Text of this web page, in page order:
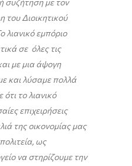
συζήτηση με τον
του Διοικητικού
λιανικό εμπόριο
σε όλες τις
με μια άψογη
και λύσαμε πολλά
το λιανικό
επιχειρήσεις
της οικονομίας μας
ως
να στηρίζουμε την